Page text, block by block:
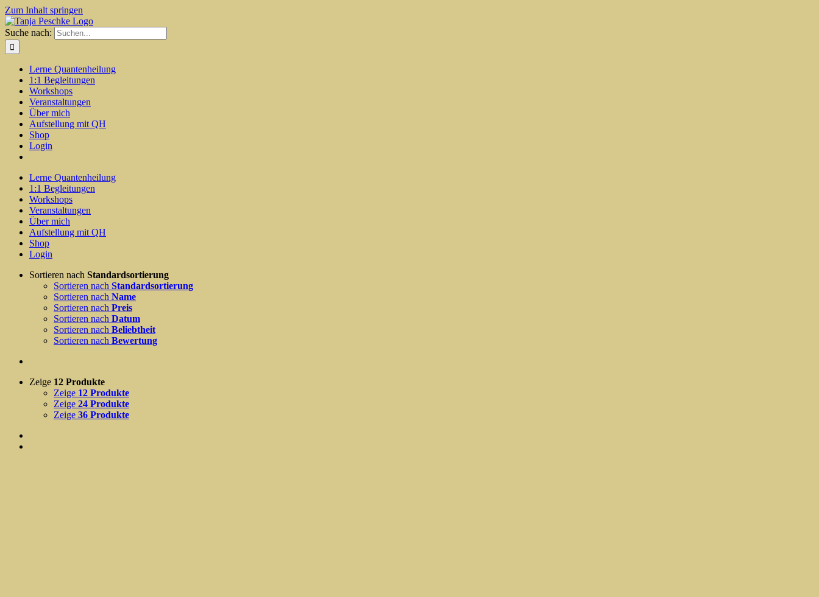
Zum Inhalt springen
Suche nach:
Lerne Quantenheilung
1:1 Begleitungen
Workshops
Veranstaltungen
Über mich
Aufstellung mit QH
Shop
Login
Lerne Quantenheilung
1:1 Begleitungen
Workshops
Veranstaltungen
Über mich
Aufstellung mit QH
Shop
Login
Sortieren nach Standardsortierung
Sortieren nach Standardsortierung
Sortieren nach Name
Sortieren nach Preis
Sortieren nach Datum
Sortieren nach Beliebtheit
Sortieren nach Bewertung
Zeige 12 Produkte
Zeige 12 Produkte
Zeige 24 Produkte
Zeige 36 Produkte